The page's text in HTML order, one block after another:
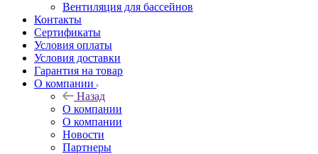
Вентиляция для бассейнов
Контакты
Сертификаты
Условия оплаты
Условия доставки
Гарантия на товар
О компании
Назад
О компании
О компании
Новости
Партнеры